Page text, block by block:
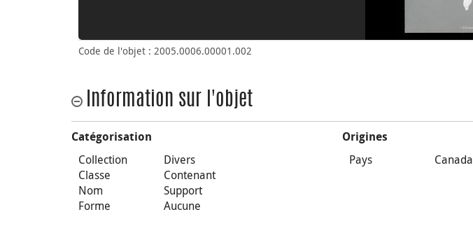
Code de l'objet : 2005.0006.00001.002
Information sur l'objet
Catégorisation
Collection
Divers
Classe
Contenant
Nom
Support
Forme
Aucune
Origines
Pays Canada